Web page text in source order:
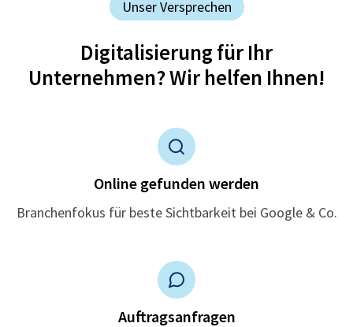
Unser Versprechen
Digitalisierung für Ihr
Unternehmen? Wir helfen Ihnen!
Online gefunden werden
Branchenfokus für beste Sichtbarkeit bei Google & Co.
Auftragsanfragen